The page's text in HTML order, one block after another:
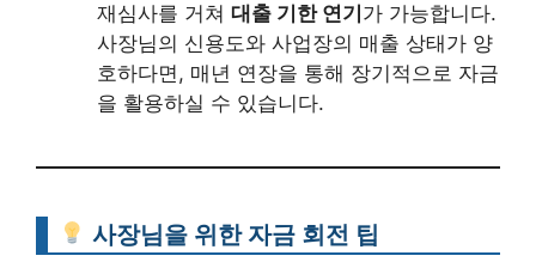
재심사를 거쳐 대출 기한 연기 가 가능합니다.
사장님의 신용도와 사업장의 매출 상태가 양
호하다면, 매년 연장을 통해 장기적으로 자금
을 활용하실 수 있습니다.
사장님을 위한 자금 회전 팁